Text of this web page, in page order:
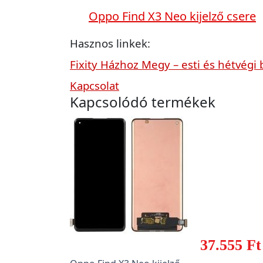
Oppo Find X3 Neo kijelző csere
Hasznos linkek:
Fixity Házhoz Megy – esti és hétvégi
Kapcsolat
Kapcsolódó termékek
37.555 Ft